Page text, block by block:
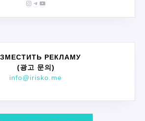
Instagram
Telegram
YouTube
РЕКЛАМУ
(광고 문의)
info@irisko.me